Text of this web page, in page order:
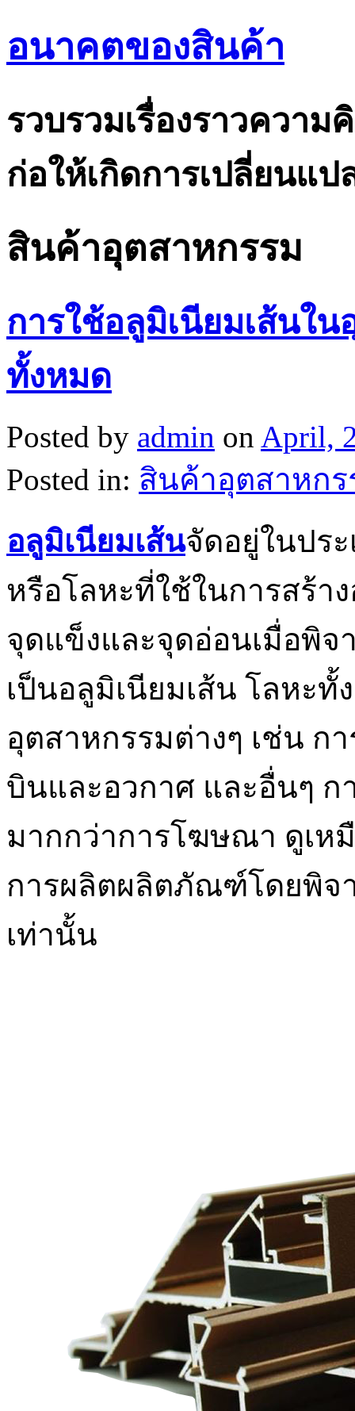
อนาคตของสินค้า
รวบรวมเรื่องราวควา
ก่อให้เกิดการเปลี่ยนแป
สินค้าอุตสาหกรรม
การใช้อลูมิเนียมเส้นใ
ทั้งหมด
Posted by admin on April,
Posted in: สินค้าอุตสาหกร
อลูมิเนียมเส้นจัดอยู่ในปร
หรือโลหะที่ใช้ในการสร้า
จุดแข็งและจุดอ่อนเมื่อพิจ
เป็นอลูมิเนียมเส้น โลหะ
อุตสาหกรรมต่างๆ เช่น ก
บินและอวกาศ และอื่นๆ ก
มากกว่าการโฆษณา ดูเห
การผลิตผลิตภัณฑ์โดยพิ
เท่านั้น